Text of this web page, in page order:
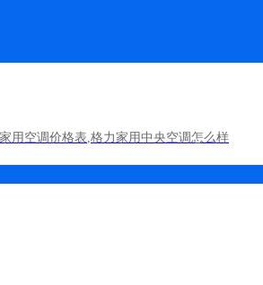
用空调价格表,格力家用中央空调怎么样